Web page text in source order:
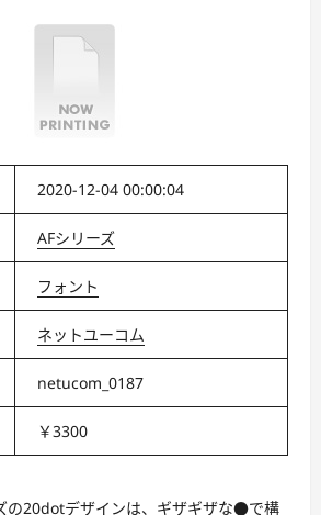
2020-12-04 00:00:04
AFシリーズ
フォント
ネットユーコム
netucom_0187
￥3300
の20dotデザインは、ギザギザな●で構